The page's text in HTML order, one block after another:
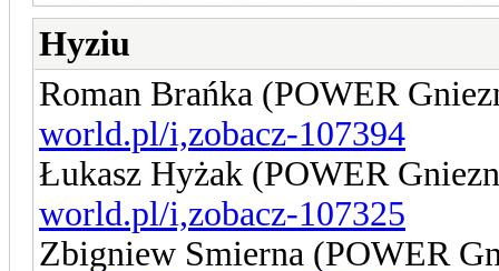
Hyziu
Roman Brańka (POWER
world.pl/i,zobacz-107394
Łukasz Hyżak (POWER
world.pl/i,zobacz-107325
Zbigniew Smierna (POWER